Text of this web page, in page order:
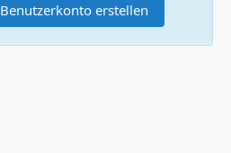
Benutzerkonto erstellen